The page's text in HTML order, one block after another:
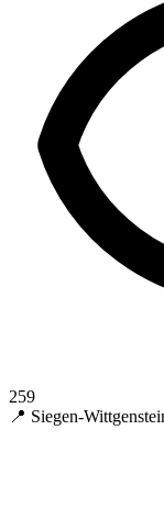
259
📍 Siegen-